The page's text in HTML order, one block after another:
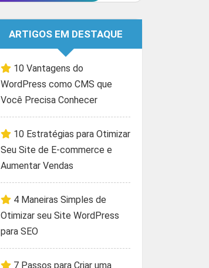
ARTIGOS EM DESTAQUE
10 Vantagens do
WordPress como CMS que
Você Precisa Conhecer
10 Estratégias para Otimizar
Seu Site de E-commerce e
Aumentar Vendas
4 Maneiras Simples de
Otimizar seu Site WordPress
para SEO
7 Passos para Criar uma